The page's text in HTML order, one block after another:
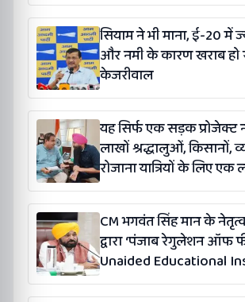
सियाम ने भी माना, ई-20 में
और नमी के कारण खराब हो
केजरीवाल
यह सिर्फ एक सड़क प्रोजेक्ट
लाखों श्रद्धालुओं, किसानों,
रोजाना यात्रियों के लिए
कंग
CM भगवंत सिंह मान के
द्वारा ‘पंजाब रेगुलेशन
Unaided Educational
(संशोधन) विधेयक-2026’